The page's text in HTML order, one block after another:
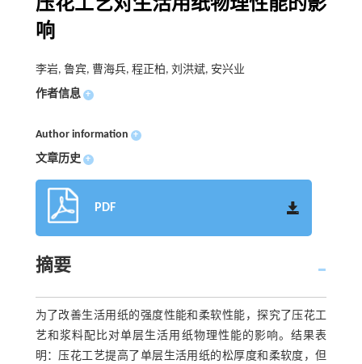
压花工艺对生活用纸物理性能的影
响
李岩, 鲁宾, 曹海兵, 程正柏, 刘洪斌, 安兴业
作者信息 +
Author information +
文章历史 +
PDF
摘要
为了改善生活用纸的强度性能和柔软性能，探究了压花工
艺和浆料配比对单层生活用纸物理性能的影响。结果表
明：压花工艺提高了单层生活用纸的松厚度和柔软度，但